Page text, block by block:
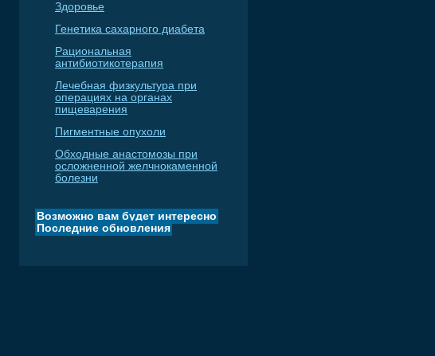
Здоровье
Генетика сахарного диабета
Рациональная
антибиотикотерапия
Лечебная физкультура при
операциях на органах
пищеварения
Пигментные опухоли
Обходные анастомозы при
осложненной желчнокаменной
болезни
Возможно вам будет интересно
Последние обновления